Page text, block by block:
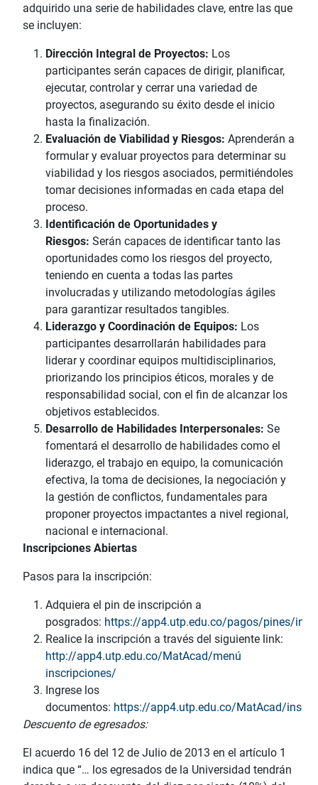
adquirido una serie de habilidades clave, entre las que
se incluyen:
Dirección Integral de Proyectos: Los
participantes serán capaces de dirigir, planificar,
ejecutar, controlar y cerrar una variedad de
proyectos, asegurando su éxito desde el inicio
hasta la finalización.
Evaluación de Viabilidad y Riesgos: Aprenderán a
formular y evaluar proyectos para determinar su
viabilidad y los riesgos asociados, permitiéndoles
tomar decisiones informadas en cada etapa del
proceso.
Identificación de Oportunidades y
Riesgos: Serán capaces de identificar tanto las
oportunidades como los riesgos del proyecto,
teniendo en cuenta a todas las partes
involucradas y utilizando metodologías ágiles
para garantizar resultados tangibles.
Liderazgo y Coordinación de Equipos: Los
participantes desarrollarán habilidades para
liderar y coordinar equipos multidisciplinarios,
priorizando los principios éticos, morales y de
responsabilidad social, con el fin de alcanzar los
objetivos establecidos.
Desarrollo de Habilidades Interpersonales: Se
fomentará el desarrollo de habilidades como el
liderazgo, el trabajo en equipo, la comunicación
efectiva, la toma de decisiones, la negociación y
la gestión de conflictos, fundamentales para
proponer proyectos impactantes a nivel regional,
nacional e internacional.
Inscripciones Abiertas
Pasos para la inscripción:
Adquiera el pin de inscripción a
posgrados: https://app4.utp.edu.co/pagos/pines/
Realice la inscripción a través del siguiente link:
http://app4.utp.edu.co/MatAcad/menú
inscripciones/
Ingrese los
documentos: https://app4.utp.edu.co/MatAcad/
Descuento de egresados:
El acuerdo 16 del 12 de Julio de 2013 en el artículo 1
indica que “… los egresados de la Universidad tendrán